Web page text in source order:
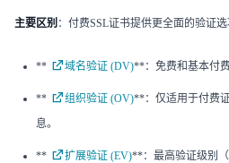
主要区别 ：付费SSL证书提供更全面的验证选
​** 域名验证 (DV)**​：免费和基本付
​** 组织验证 (OV)**​：仅适用于付费
息。
​** 扩展验证 (EV)**​：最高验证级别